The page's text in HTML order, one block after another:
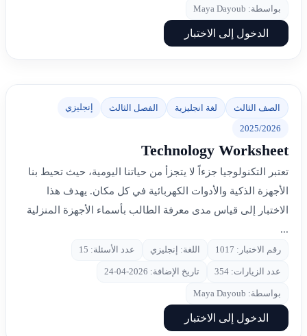
بواسطة: Maya Dayoub
الدخول إلى الاختبار
الصف الثالث لغة انجليزية الفصل الثالث إنجليزي
2025/2026
Technology Worksheet
تعتبر التكنولوجيا جزءاً لا يتجزأ من حياتنا اليومية، حيث تحيط بنا
الأجهزة الذكية والأدوات الكهربائية في كل مكان. يهدف هذا
الاختبار إلى قياس مدى معرفة الطالب بأسماء الأجهزة المنزلية
...
رقم الاختبار: 1017 اللغة: إنجليزي عدد الأسئلة: 15
عدد الزيارات: 354 تاريخ الإضافة: 2026-04-24
بواسطة: Maya Dayoub
الدخول إلى الاختبار